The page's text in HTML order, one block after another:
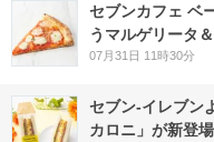
セブンカフェ ベ
うマルゲリータ
07月31日 11時30分
セブン‐イレブン
カロニ」が新登場